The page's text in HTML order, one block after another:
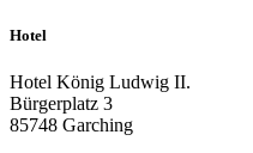
Hotel
Hotel König Ludwig II.
Bürgerplatz 3
85748 Garching